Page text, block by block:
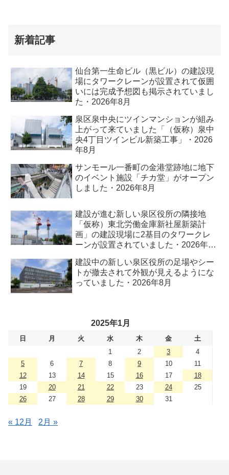
新着記事
仙台第一生命ビル（黒ビル）の建設現
場にタワークレーンが設置されて仮囲
いには完成予想図も掲示されていまし
た・2026年8月
泉区泉中央にツインマンションが組み
上がって来ていました「（仮称）泉中
央4丁目ツインビル新築工事」・2026
年8月
サンモール一番町の金港堂跡地に地下
のイベント施設「チカ堂」がオープン
しました・2026年8月
建設が進む新しい泉区役所の隣接地
「仮称）東北労働金庫新社屋新築計
画」の建設現場に2基目のタワークレ
ーンが設置されていました・2026年8
建設中の新しい泉区役所の足場やシー
トが撤去されて外観が見えるようにな
っていました・2026年8月
2025年1月
日 月 火 水 木 金
土
1
2 3
4
5
6 7 8 9 10
11
12
13 14 15 16 17
18
19
20 21 22 23 24
25
26
27 28 29 30 31
« 12月 2月 »